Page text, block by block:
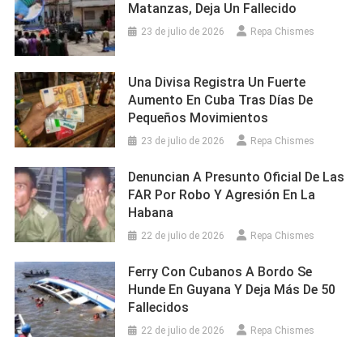
Matanzas, Deja Un Fallecido
23 de julio de 2026 Repa Chismes
Una Divisa Registra Un Fuerte
Aumento En Cuba Tras Días De
Pequeños Movimientos
23 de julio de 2026 Repa Chismes
Denuncian A Presunto Oficial De Las
FAR Por Robo Y Agresión En La
Habana
22 de julio de 2026 Repa Chismes
Ferry Con Cubanos A Bordo Se
Hunde En Guyana Y Deja Más De 50
Fallecidos
22 de julio de 2026 Repa Chismes